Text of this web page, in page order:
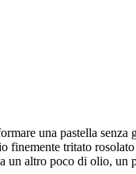
una pastella
finemente tritato
altro poco di olio,